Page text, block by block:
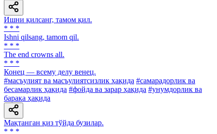
Ишни қилсанг, тамом қил.
* * *
Ishni qilsang, tamom qil.
* * *
The end crowns all.
* * *
Конец — всему делу венец.
#масъулият ва масъулиятсизлик ҳақида #самарадорлик ва
бесамарлик ҳақида #фойда ва зарар ҳақида #унумдорлик ва
барака ҳақида
Мақтанган қиз тўйда бузилар.
* * *